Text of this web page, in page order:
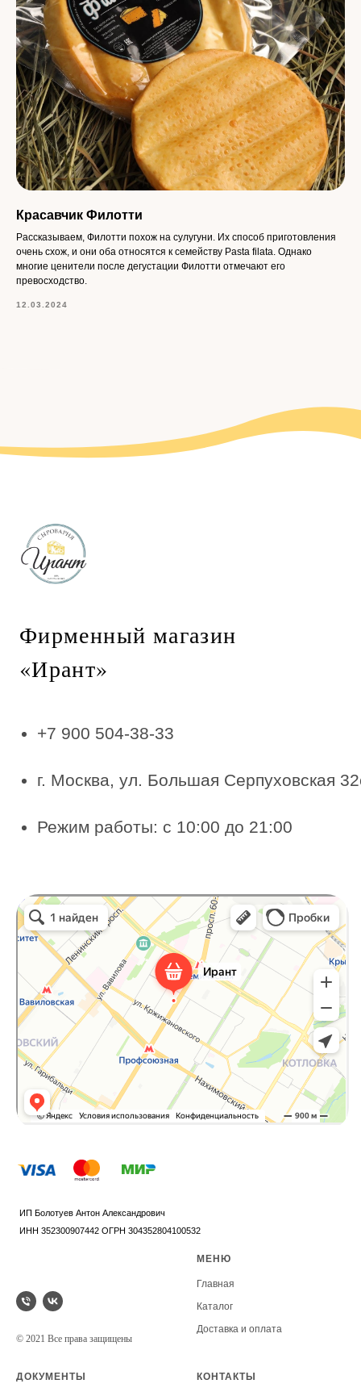
Красавчик Филотти
Рассказываем, Филотти похож на сулугуни. Их способ приготовления
очень схож, и они оба относятся к семейству Pasta filata. Однако
многие ценители после дегустации Филотти отмечают его
превосходство.
12.03.2024
© 2021 Все права защищены
МЕНЮ
Главная
Каталог
Доставка и оплата
ДОКУМЕНТЫ КОНТАКТЫ